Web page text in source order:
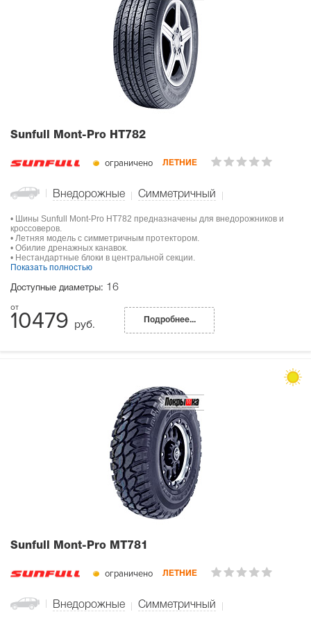
Sunfull Mont-Pro HT782
ограничено ЛЕТНИЕ
Внедорожные Симметричный
• Шины Sunfull Mont-Pro HT782 предназначены для внедорожников и
кроссоверов.
• Летняя модель с симметричным протектором.
• Обилие дренажных канавок.
• Нестандартные блоки в центральной секции.
Показать полностью
Доступные диаметры: 16
10479 руб. Подробнее...
Sunfull Mont-Pro MT781
ограничено ЛЕТНИЕ
Внедорожные Симметричный